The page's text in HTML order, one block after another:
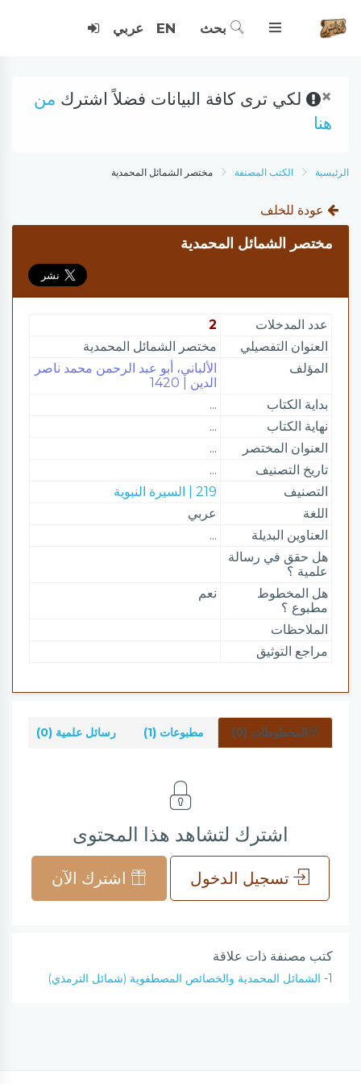
بحث EN عربي
× لكي ترى كافة البيانات فضلاً اشترك من
هنا
الرئيسية الكتب المصنفة مختصر الشمائل المحمدية
عودة للخلف
مختصر الشمائل المحمدية
عدد المدخلات
2
العنوان التفصيلي
مختصر الشمائل المحمدية
المؤلف
الألباني، أبو عبد الرحمن محمد ناصر
الدين | 1420
بداية الكتاب
...
نهاية الكتاب
...
العنوان المختصر
...
تاريخ التصنيف
...
التصنيف
219 | السيرة النبوية
اللغة
عربي
العناوين البديلة
...
هل حقق في رسالة
علمية ؟
هل المخطوط
مطبوع ؟
نعم
الملاحظات
مراجع التوثيق
المخطوطات (0) مطبوعات (1) رسائل علمية (0)
اشترك لتشاهد هذا المحتوى
تسجيل الدخول اشترك الآن
كتب مصنفة ذات علاقة
1- الشمائل المحمدية والخصائص المصطفوية (شمائل الترمذي)